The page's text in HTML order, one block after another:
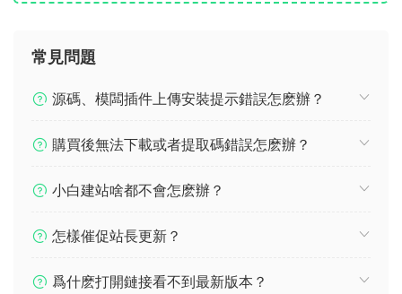
常見問題
源碼、模闆插件上傳安裝提示錯誤怎麽辦？
購買後無法下載或者提取碼錯誤怎麽辦？
小白建站啥都不會怎麽辦？
怎樣催促站長更新？
爲什麽打開鏈接看不到最新版本？